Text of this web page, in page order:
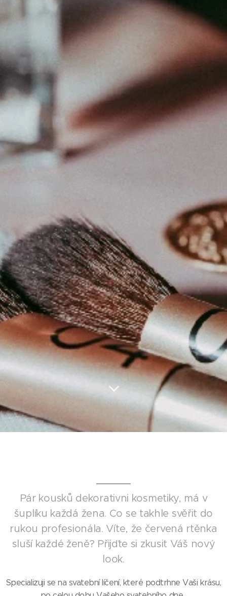
Pár kousků dekorativni kosmetiky, má v
šuplíku každá žena. Co se takhle svěřit do
rukou profesionála. Víte, že červená rtěnka
sluší každé ženě? Přijďte si zkusit Váš nový
look.
Specializuji se na svatební líčení, které podtrhne Vaši krásu,